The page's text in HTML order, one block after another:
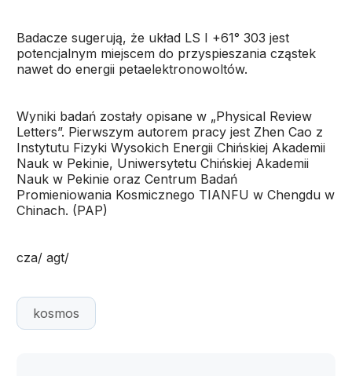
Badacze sugerują, że układ LS I +61° 303 jest
potencjalnym miejscem do przyspieszania cząstek
nawet do energii petaelektronowoltów.
Wyniki badań zostały opisane w „Physical Review
Letters”. Pierwszym autorem pracy jest Zhen Cao z
Instytutu Fizyki Wysokich Energii Chińskiej Akademii
Nauk w Pekinie, Uniwersytetu Chińskiej Akademii
Nauk w Pekinie oraz Centrum Badań
Promieniowania Kosmicznego TIANFU w Chengdu w
Chinach. (PAP)
cza/ agt/
kosmos